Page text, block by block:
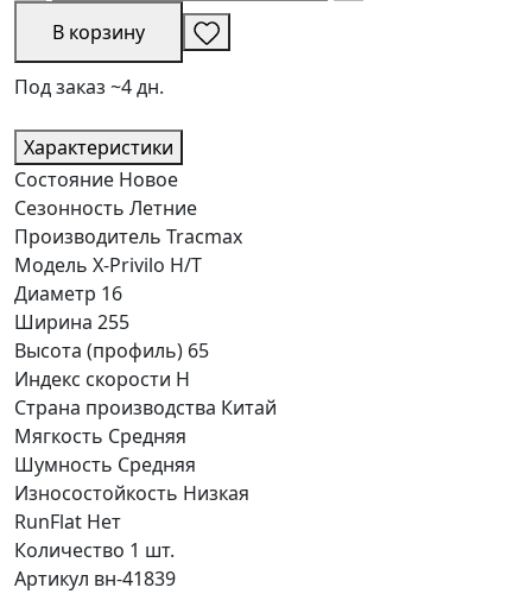
В корзину
Под заказ ~4 дн.
Характеристики
Состояние Новое
Сезонность Летние
Производитель Tracmax
Модель X-Privilo H/T
Диаметр 16
Ширина 255
Высота (профиль) 65
Индекс скорости H
Страна производства Китай
Мягкость Средняя
Шумность Средняя
Износостойкость Низкая
RunFlat Нет
Количество 1 шт.
Артикул вн-41839